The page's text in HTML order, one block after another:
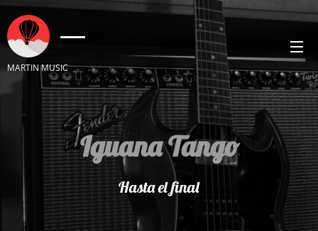
MARTIN MUSIC
Iguana Tango
Hasta el final